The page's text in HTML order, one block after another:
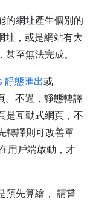
的網址產生個別的
址，或是網站有大
至無法完成。
靜態匯出或
。不過，靜態轉譯
是互動式網頁，不
轉譯則可改善單
用戶端啟動，才
預先算繪， 請嘗